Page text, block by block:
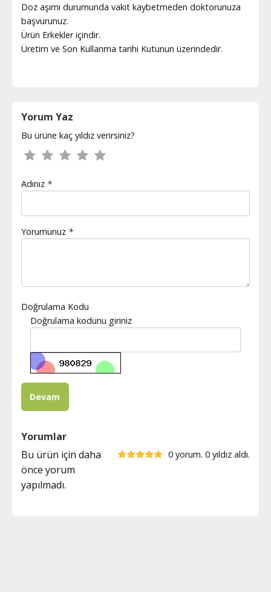
Doz aşımı durumunda vakit kaybetmeden doktorunuza
başvurunuz.
Ürün Erkekler içindir.
Üretim ve Son Kullanma tarihi Kutunun üzerindedir.
Yorum Yaz
Bu ürüne kaç yıldız verirsiniz?
Adınız *
Yorumunuz *
Doğrulama Kodu
Doğrulama kodunu giriniz
Yorumlar
0 yorum. 0 yıldız aldı.
Bu ürün için daha
önce yorum
yapılmadı.